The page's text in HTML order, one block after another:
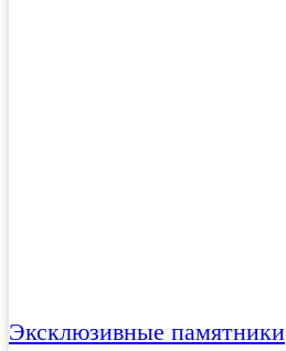
Эксклюзивные памятники